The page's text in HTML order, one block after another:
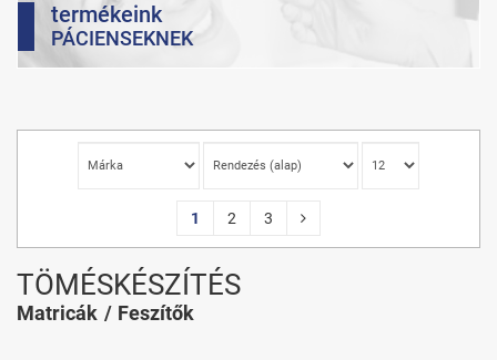
termékeink
PÁCIENSEKNEK
1 2 3
TÖMÉSKÉSZÍTÉS
Matricák Feszítők